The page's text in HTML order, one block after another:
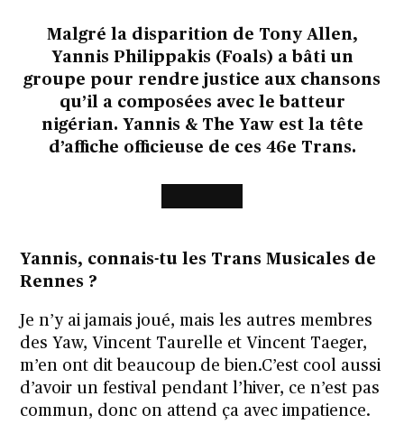
Malgré la disparition de Tony Allen,
Yannis Philippakis (Foals) a bâti un
groupe pour rendre justice aux chansons
qu’il a composées avec le batteur
nigérian. Yannis & The Yaw est la tête
d’affiche officieuse de ces 46e Trans.
Yannis, connais-tu les Trans Musicales de
Rennes ?
Je n’y ai jamais joué, mais les autres membres
des Yaw, Vincent Taurelle et Vincent Taeger,
m’en ont dit beaucoup de bien.C’est cool aussi
d’avoir un festival pendant l’hiver, ce n’est pas
commun, donc on attend ça avec impatience.